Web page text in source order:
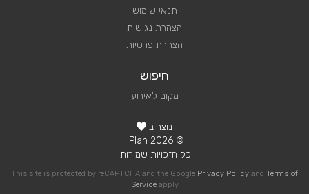
תנאי שימוש
הצהרת נגישות
הצהרת פרטיות
חיפוש
מקום לאירוע
נוצר ב
© 2026 iPlan.
כל הזכויות שמורות.
This site is protected by reCAPTCHA and the Google Privacy Policy and Terms of
Serviceapply